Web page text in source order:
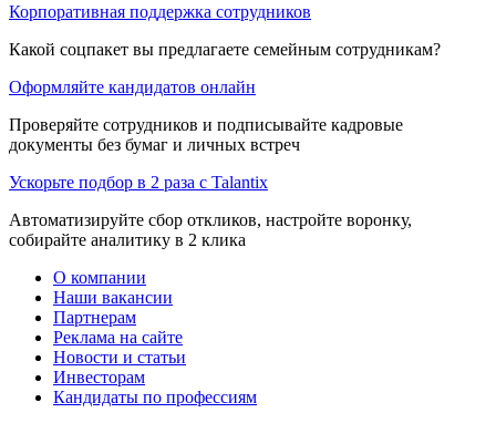
Корпоративная поддержка сотрудников
Какой соцпакет вы предлагаете семейным сотрудникам?
Оформляйте кандидатов онлайн
Проверяйте сотрудников и подписывайте кадровые
документы без бумаг и личных встреч
Ускорьте подбор в 2 раза с Talantix
Автоматизируйте сбор откликов, настройте воронку,
собирайте аналитику в 2 клика
О компании
Наши вакансии
Партнерам
Реклама на сайте
Новости и статьи
Инвесторам
Кандидаты по профессиям